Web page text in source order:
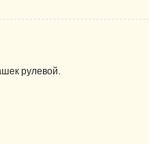
рулевой.